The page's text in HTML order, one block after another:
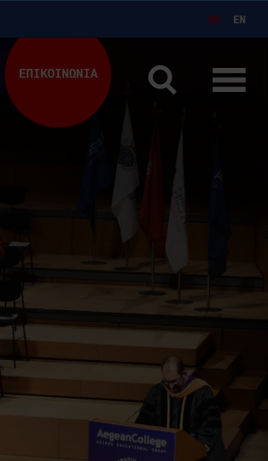
GR EN
ΕΠΙΚΟΙΝΩΝΙΑ